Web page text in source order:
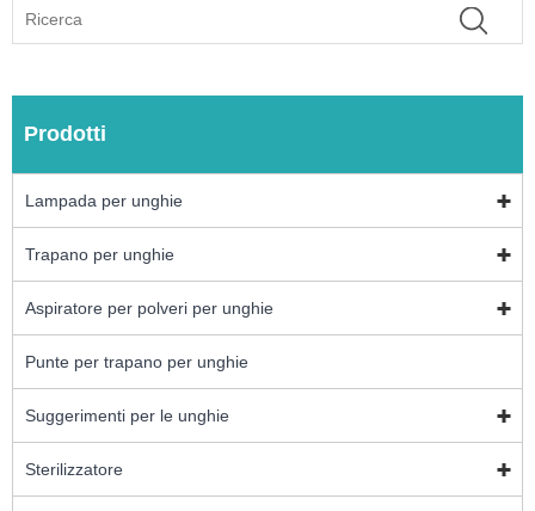
Prodotti
Lampada per unghie
Trapano per unghie
Aspiratore per polveri per unghie
Punte per trapano per unghie
Suggerimenti per le unghie
Sterilizzatore